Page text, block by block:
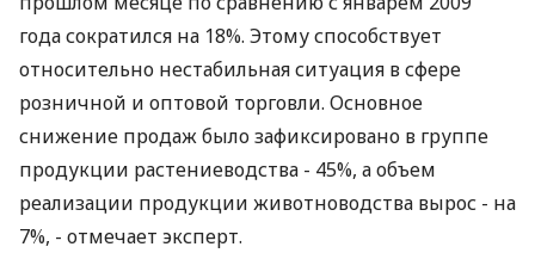
года сократился на 18%. Этому способствует
относительно нестабильная ситуация в сфере
розничной и оптовой торговли. Основное
снижение продаж было зафиксировано в группе
продукции растениеводства - 45%, а объем
реализации продукции животноводства вырос - на
7%, - отмечает эксперт.